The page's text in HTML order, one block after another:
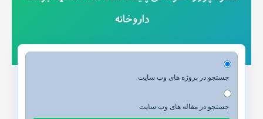
پروژه های رایگان
ارتباط با ما
جستجو در وب سایت
داروخانه
جستجو در پروژه های وب سایت
جستجو در مقاله های وب سایت